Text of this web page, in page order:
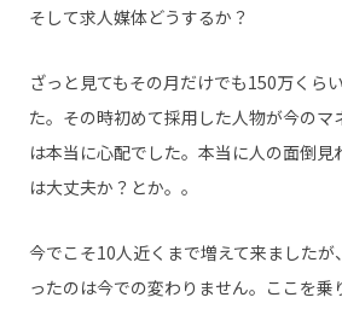
そして求人媒体どうするか？
ざっと見てもその月だけでも150万くら
た。その時初めて採用した人物が今のマ
は本当に心配でした。本当に人の面倒見
は大丈夫か？とか。。
今でこそ10人近くまで増えて来ました
ったのは今での変わりません。ここを乗